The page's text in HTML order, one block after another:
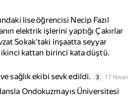
lise öğrencisi Necip Fazıl
elektrik işlerini yaptığı Çakırlar
Sokak'taki inşaatta seyyar
ikinci kattan birinci kata düştü.
sağlık ekibi sevk edildi. 3 17 Nisan
Ondokuzmayıs Üniversitesi